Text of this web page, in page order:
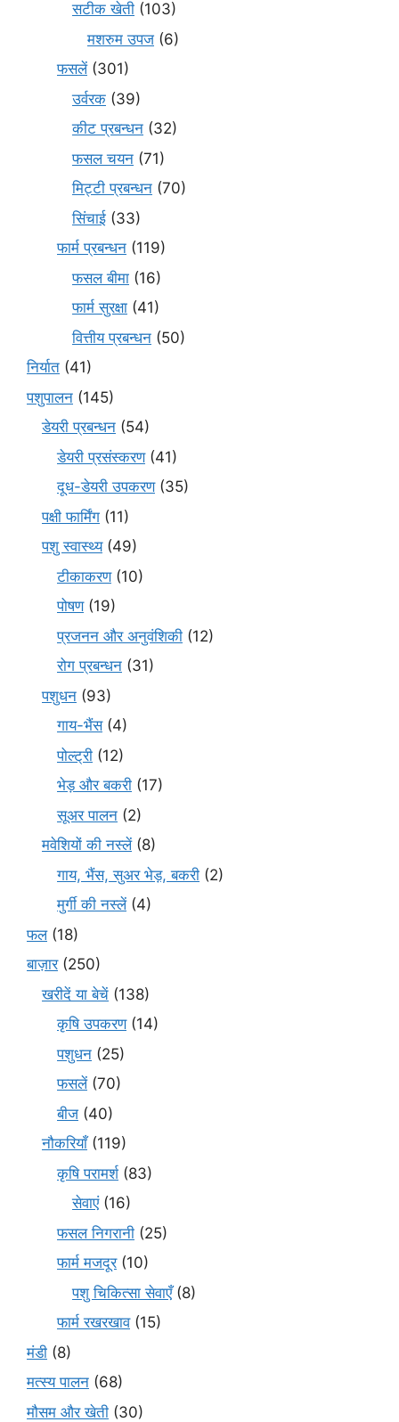
सटीक खेती (103)
मशरुम उपज (6)
फसलें(301)
उर्वरक (39)
कीट प्रबन्धन (32)
फसल चयन (71)
मि‌ट्टी प्रबन्धन (70)
सिंचाई (33)
फार्म प्रबन्धन (119)
फसल बीमा (16)
फार्म सुरक्षा (41)
वित्तीय प्रबन्धन (50)
निर्यात (41)
पशुपालन (145)
डेयरी प्रबन्धन (54)
डेयरी प्रसंस्करण(41)
दूध-डेयरी उपकरण(35)
पक्षी फार्मिंग (11)
पशु स्वास्थ्य(49)
टीकाकरण(10)
पोषण(19)
प्रजनन और अनुवंशिकी (12)
रोग प्रबन्धन (31)
पशुधन (93)
गाय-भैंस(4)
पोल्ट्री (12)
भेड़ और बकरी (17)
सूअर पालन (2)
मवेशियों की नस्लें(8)
गाय, भैंस, सुअर भेड़, बकरी (2)
मुर्गी की नस्लें(4)
फल(18)
बाज़ार(250)
खरीदें या बेचें (138)
कृषि उपकरण(14)
पशुधन (25)
फसलें(70)
बीज (40)
नौकरियाँ(119)
कृषि परामर्श(83)
सेवाएं(16)
फसल निगरानी (25)
फार्म मजदूर(10)
पशु चिकित्सा सेवाएँ(8)
फार्म रखरखाव(15)
मंडी (8)
मत्स्य पालन (68)
मौसम और खेती (30)